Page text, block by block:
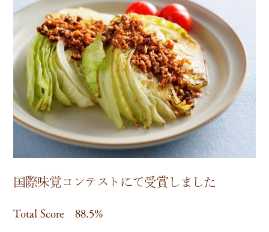
国際味覚コンテストにて受賞しました
Total Score 88.5%